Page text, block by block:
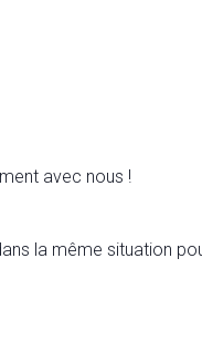
avec nous !
la même situation